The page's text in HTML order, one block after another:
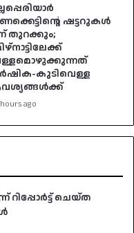
ഷട്ടറുകൾ
തുറക്കും;
കുടിവെള്ള
ago
റിപ്പോർട്ട് ചെയ്ത